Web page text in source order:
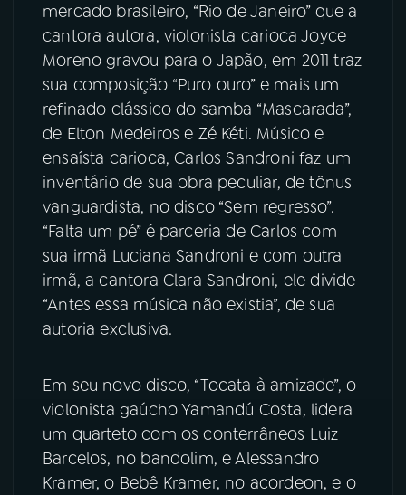
08PRÊMIO RÁDIO MEC
ACOMPANHE A RÁDIO MEC
YouTube Facebook
Instagram X
TikTok
mercado brasileiro, “Rio de Janeiro” que a
cantora autora, violonista carioca Joyce
Moreno gravou para o Japão, em 2011 traz
sua composição “Puro ouro” e mais um
refinado clássico do samba “Mascarada”,
de Elton Medeiros e Zé Kéti. Músico e
ensaísta carioca, Carlos Sandroni faz um
inventário de sua obra peculiar, de tônus
vanguardista, no disco “Sem regresso”.
“Falta um pé” é parceria de Carlos com
sua irmã Luciana Sandroni e com outra
irmã, a cantora Clara Sandroni, ele divide
“Antes essa música não existia”, de sua
autoria exclusiva.
Em seu novo disco, “Tocata à amizade”, o
violonista gaúcho Yamandú Costa, lidera
um quarteto com os conterrâneos Luiz
Barcelos, no bandolim, e Alessandro
Kramer, o Bebê Kramer, no acordeon, e o